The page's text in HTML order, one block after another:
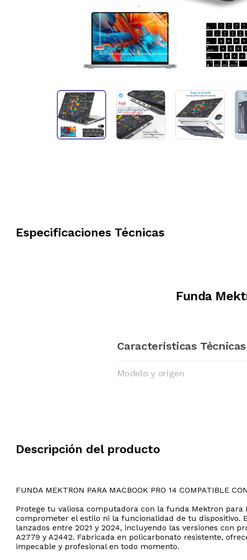
Especificaciones Técnicas
Funda
Características Técnicas
Modelo y origen
Descripción del producto
FUNDA MEKTRON PARA MACBOOK PRO 14 COMPATIBLE CON
Protege tu valiosa computadora con la funda Mektron
comprometer el estilo ni la funcionalidad de tu dispositivo.
lanzados entre 2021 y 2024, incluyendo las versiones con
A2779 y A2442. Fabricada en policarbonato resistente,
impecable y profesional en todo momento.